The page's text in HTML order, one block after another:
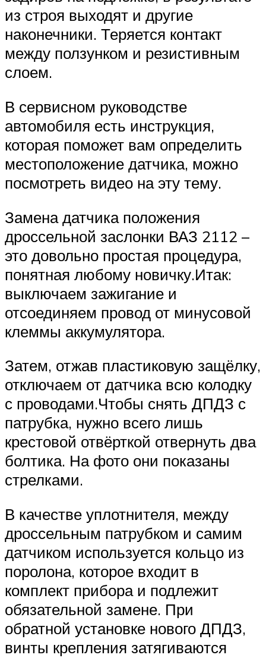
из строя выходят и другие
наконечники. Теряется контакт
между ползунком и резистивным
слоем.
В сервисном руководстве
автомобиля есть инструкция,
которая поможет вам определить
местоположение датчика, можно
посмотреть видео на эту тему.
Замена датчика положения
дроссельной заслонки ВАЗ 2112 –
это довольно простая процедура,
понятная любому новичку.Итак:
выключаем зажигание и
отсоединяем провод от минусовой
клеммы аккумулятора.
Затем, отжав пластиковую защёлку,
отключаем от датчика всю колодку
с проводами.Чтобы снять ДПДЗ с
патрубка, нужно всего лишь
крестовой отвёрткой отвернуть два
болтика. На фото они показаны
стрелками.
В качестве уплотнителя, между
дроссельным патрубком и самим
датчиком используется кольцо из
поролона, которое входит в
комплект прибора и подлежит
обязательной замене. При
обратной установке нового ДПДЗ,
винты крепления затягиваются